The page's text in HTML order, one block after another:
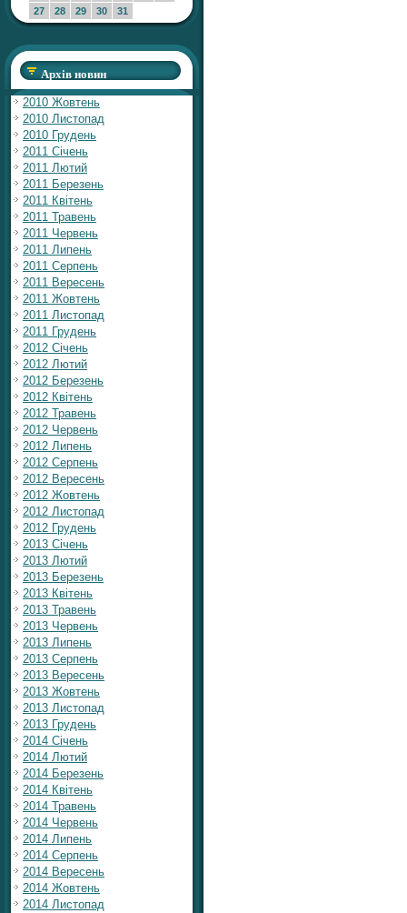
27
28 29 30 31
Архів новин
2010 Жовтень
2010 Листопад
2010 Грудень
2011 Січень
2011 Лютий
2011 Березень
2011 Квітень
2011 Травень
2011 Червень
2011 Липень
2011 Серпень
2011 Вересень
2011 Жовтень
2011 Листопад
2011 Грудень
2012 Січень
2012 Лютий
2012 Березень
2012 Квітень
2012 Травень
2012 Червень
2012 Липень
2012 Серпень
2012 Вересень
2012 Жовтень
2012 Листопад
2012 Грудень
2013 Січень
2013 Лютий
2013 Березень
2013 Квітень
2013 Травень
2013 Червень
2013 Липень
2013 Серпень
2013 Вересень
2013 Жовтень
2013 Листопад
2013 Грудень
2014 Січень
2014 Лютий
2014 Березень
2014 Квітень
2014 Травень
2014 Червень
2014 Липень
2014 Серпень
2014 Вересень
2014 Жовтень
2014 Листопад